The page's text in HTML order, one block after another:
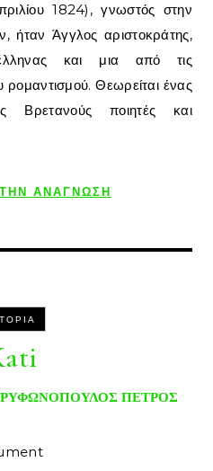
1824), γνωστός στην
Άγγλος αριστοκράτης,
και μια από τις
ρομαντισμού. Θεωρείται ένας
Βρετανούς ποιητές και
ΑΝΆΓΝΩΣΗ
ΠΕΤΡΟΣ